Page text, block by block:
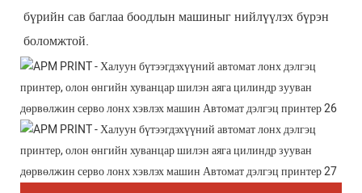
бүрийн сав баглаа боодлын машиныг нийлүүлэх бүрэн
боломжтой.